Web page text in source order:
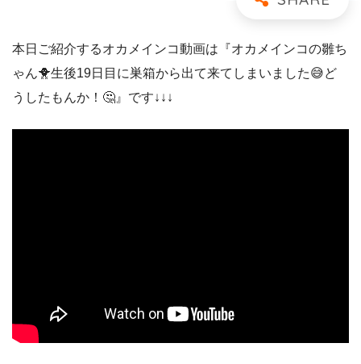
本日ご紹介するオカメインコ動画は『オカメインコの雛ち
ゃん🐥生後19日目に巣箱から出て来てしまいました😅ど
うしたもんか！🤔』です↓↓↓